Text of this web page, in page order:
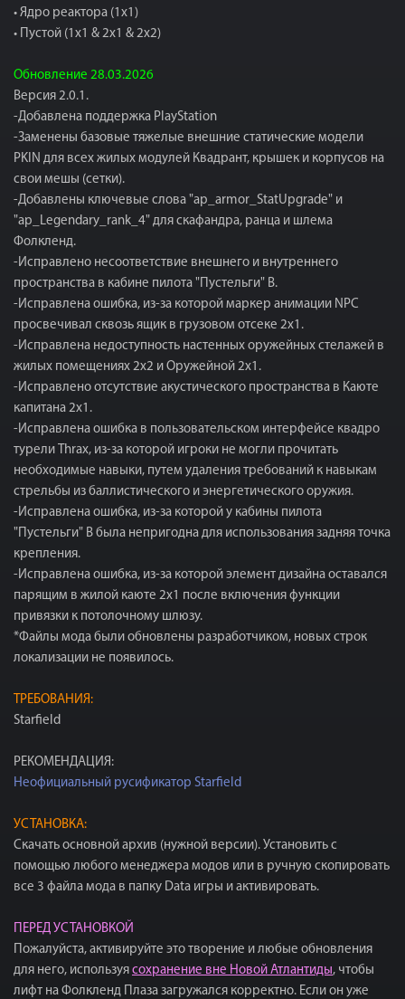
• Ядро реактора (1x1)
• Пустой (1x1 & 2x1 & 2x2)
Обновление 28.03.2026
Версия 2.0.1.
-Добавлена поддержка PlayStation
-Заменены базовые тяжелые внешние статические модели
PKIN для всех жилых модулей Квадрант, крышек и корпусов на
свои мешы (сетки).
-Добавлены ключевые слова "ap_armor_StatUpgrade" и
"ap_Legendary_rank_4" для скафандра, ранца и шлема
Фолкленд.
-Исправлено несоответствие внешнего и внутреннего
пространства в кабине пилота "Пустельги" B.
-Исправлена ​​ошибка, из-за которой маркер анимации NPC
просвечивал сквозь ящик в грузовом отсеке 2x1.
-Исправлена ​​недоступность настенных оружейных стелажей в
жилых помещениях 2x2 и Оружейной 2x1.
-Исправлено отсутствие акустического пространства в Каюте
капитана 2x1.
-Исправлена ​​ошибка в пользовательском интерфейсе квадро
турели Thrax, из-за которой игроки не могли прочитать
необходимые навыки, путем удаления требований к навыкам
стрельбы из баллистического и энергетического оружия.
-Исправлена ​​ошибка, из-за которой у кабины пилота
"Пустельги" B была непригодна для использования задняя точка
крепления.
-Исправлена ​​ошибка, из-за которой элемент дизайна оставался
парящим в жилой каюте 2x1 после включения функции
привязки к потолочному шлюзу.
*Файлы мода были обновлены разработчиком, новых строк
локализации не появилось.
ТРЕБОВАНИЯ:
Starfield
РЕКОМЕНДАЦИЯ:
Неофициальный русификатор Starfield
УСТАНОВКА:
Скачать основной архив (нужной версии). Установить с
помощью любого менеджера модов или в ручную скопировать
все 3 файла мода в папку Data игры и активировать.
ПЕРЕД УСТАНОВКОЙ
Пожалуйста, активируйте это творение и любые обновления
для него, используя сохранение вне Новой Атлантиды, чтобы
лифт на Фолкленд Плаза загружался корректно. Если он уже